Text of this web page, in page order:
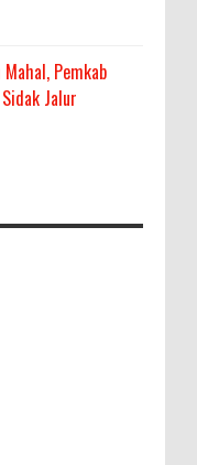
Pemkab
Jalur